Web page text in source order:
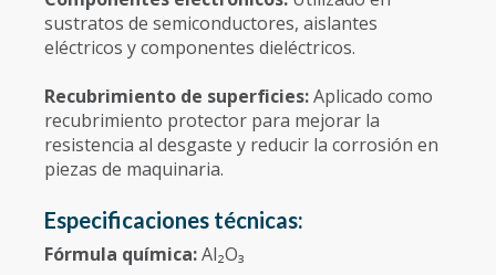
sustratos de semiconductores, aislantes
eléctricos y componentes dieléctricos.
Recubrimiento de superficies:Aplicado como
recubrimiento protector para mejorar la
resistencia al desgaste y reducir la corrosión en
piezas de maquinaria.
Especificaciones técnicas:
Fórmula química:Al₂O₃